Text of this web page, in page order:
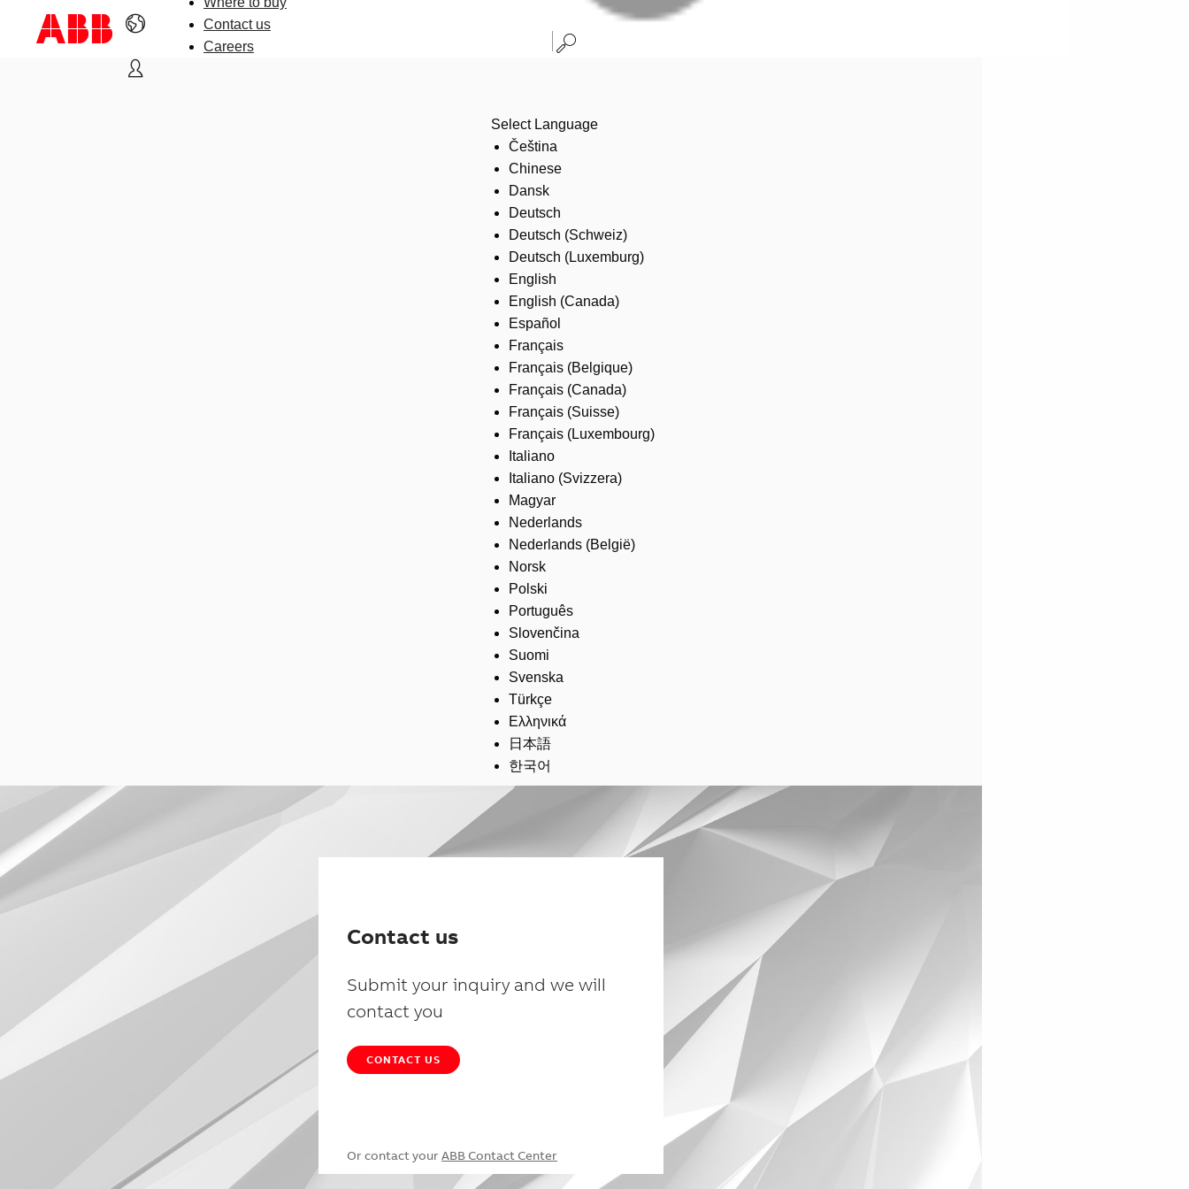
Contact us
Careers
Select Language
Čeština
Chinese
Dansk
Deutsch
Deutsch (Schweiz)
Deutsch (Luxemburg)
English
English (Canada)
Español
Français
Français (Belgique)
Français (Canada)
Français (Suisse)
Français (Luxembourg)
Italiano
Italiano (Svizzera)
Magyar
Nederlands
Nederlands (België)
Norsk
Polski
Português
Slovenčina
Suomi
Svenska
Türkçe
Ελληνικά
日本語
한국어
Contact us
Submit your inquiry and we will
contact you
CONTACT US
Or contact your ABB Contact Center